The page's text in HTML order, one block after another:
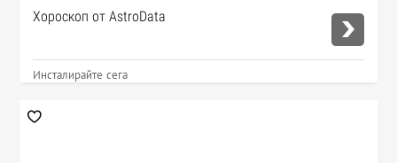
Хороскоп от AstroData
Инсталирайте сега